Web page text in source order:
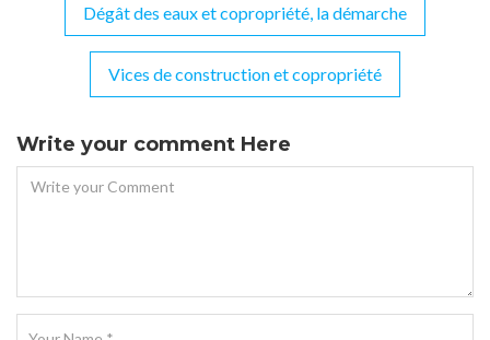
Navigation
l’article
Dégât des eaux et copropriété, la démarche
Vices de construction et copropriété
Write your comment Here